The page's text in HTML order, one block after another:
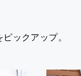
ックアップ。